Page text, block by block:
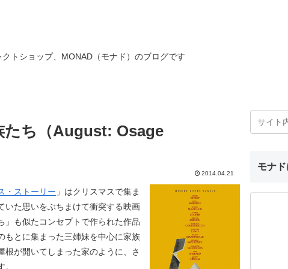
トショップ、MONAD（モナド）のブログです
たち（August: Osage
2014.04.21
・ストーリー 」はクリスマスで集ま
いた思いをぶちまけて衝突する映画
」も似たコンセプトで作られた作品
もとに集まった三姉妹を中心に家族
根が開いてしまった家のように、さ
モナ